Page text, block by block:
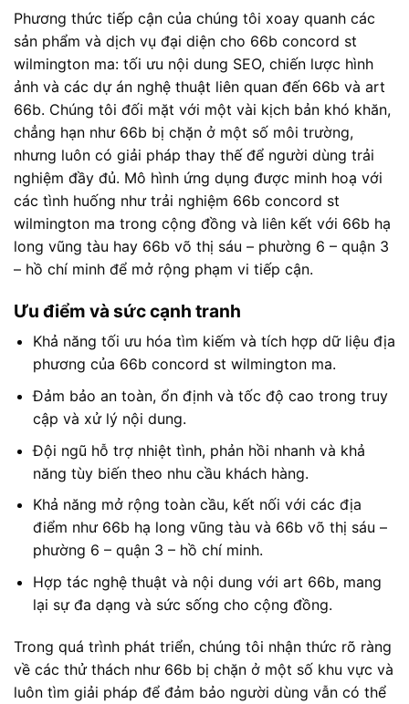
Phương thức tiếp cận của chúng tôi xoay quanh các
sản phẩm và dịch vụ đại diện cho 66b concord st
wilmington ma: tối ưu nội dung SEO, chiến lược hình
ảnh và các dự án nghệ thuật liên quan đến 66b và art
66b. Chúng tôi đối mặt với một vài kịch bản khó khăn,
chẳng hạn như 66b bị chặn ở một số môi trường,
nhưng luôn có giải pháp thay thế để người dùng trải
nghiệm đầy đủ. Mô hình ứng dụng được minh hoạ với
các tình huống như trải nghiệm 66b concord st
wilmington ma trong cộng đồng và liên kết với 66b hạ
long vũng tàu hay 66b võ thị sáu – phường 6 – quận 3
– hồ chí minh để mở rộng phạm vi tiếp cận.
Ưu điểm và sức cạnh tranh
Khả năng tối ưu hóa tìm kiếm và tích hợp dữ liệu địa
phương của 66b concord st wilmington ma.
Đảm bảo an toàn, ổn định và tốc độ cao trong truy
cập và xử lý nội dung.
Đội ngũ hỗ trợ nhiệt tình, phản hồi nhanh và khả
năng tùy biến theo nhu cầu khách hàng.
Khả năng mở rộng toàn cầu, kết nối với các địa
điểm như 66b hạ long vũng tàu và 66b võ thị sáu –
phường 6 – quận 3 – hồ chí minh.
Hợp tác nghệ thuật và nội dung với art 66b, mang
lại sự đa dạng và sức sống cho cộng đồng.
Trong quá trình phát triển, chúng tôi nhận thức rõ ràng
về các thử thách như 66b bị chặn ở một số khu vực và
luôn tìm giải pháp để đảm bảo người dùng vẫn có thể